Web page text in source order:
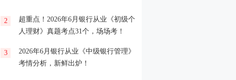
2
超重点！2026年6月银行从业《初级个
人理财》真题考点31个，场场考！
3
2026年6月银行从业《中级银行管理》
考情分析，新鲜出炉！